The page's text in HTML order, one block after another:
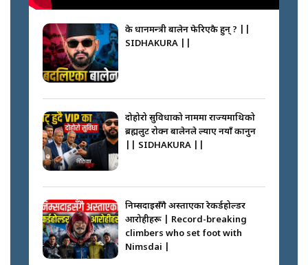
के प्रधानमन्त्री बालेन फेरिएकै हुन् ? ||
SIDHAKURA ||
दोहोरो सुविधाको नाममा राज्यमाथिको
ब्रह्मलुट रोक्न बालेनले ल्याए नयाँ कानुन
|| SIDHAKURA ||
निम्सदाइसँगै अस्ताएका रेकर्डहोल्डर
आरोहीहरू | Record-breaking
climbers who set foot with
Nimsdai |